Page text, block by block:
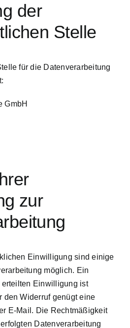
der
Stelle
für die Datenverarbeitung
GmbH
zur
Einwilligung sind einige
möglich. Ein
Einwilligung ist
den Widerruf genügt eine
E-Mail. Die Rechtmäßigkeit
Datenverarbeitung